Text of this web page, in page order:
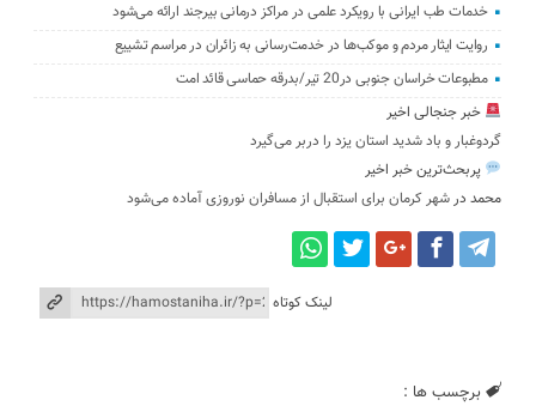
خدمات طب ایرانی با رویکرد علمی در مراکز درمانی بیرجند ارائه می‌شود
روایت ایثار مردم و موکب‌ها در خدمت‌رسانی به زائران در مراسم تشییع
مطبوعات خراسان جنوبی در20 تیر/بدرقه حماسی قائد امت
خبر جنجالی اخیر
گردوغبار و باد شدید استان یزد را دربر می‌گیرد
پربحث‌ترین خبر اخیر
محمد درشهر کرمان برای استقبال از مسافران نوروزی آماده می‌شود
لینک کوتاه
برچسب ها :